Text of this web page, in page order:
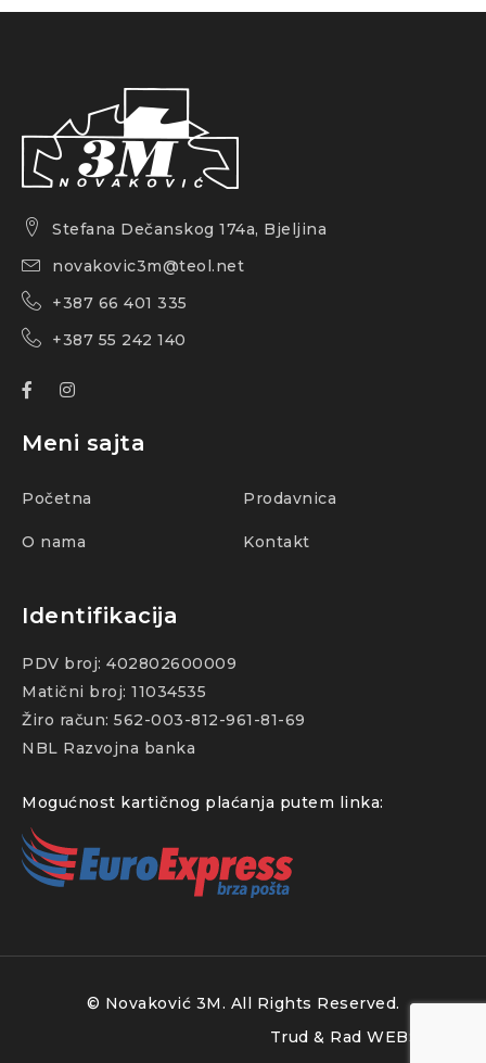
Stefana Dečanskog 174a, Bjeljina
novakovic3m@teol.net
+387 66 401 335
+387 55 242 140
Meni sajta
Početna Prodavnica
O nama Kontakt
Identifikacija
PDV broj: 402802600009
Matični broj: 11034535
Žiro račun: 562-003-812-961-81-69
NBL Razvojna banka
Mogućnost kartičnog plaćanja putem linka:
© Novaković 3M. All Rights Reserved.
Trud & Rad WEBSTROJ